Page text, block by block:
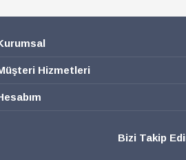
Hizmetleri
Bizi Takip